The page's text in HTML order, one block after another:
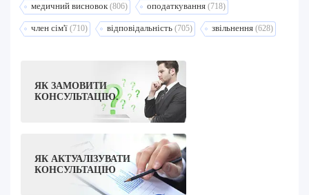
медичний висновок(806) оподаткування (718)
член сім'ї (710) відповідальність (705) звільнення (628)
ЯК ЗАМОВИТИ
КОНСУЛЬТАЦІЮ.
ЯК АКТУАЛІЗУВАТИ
КОНСУЛЬТАЦІЮ